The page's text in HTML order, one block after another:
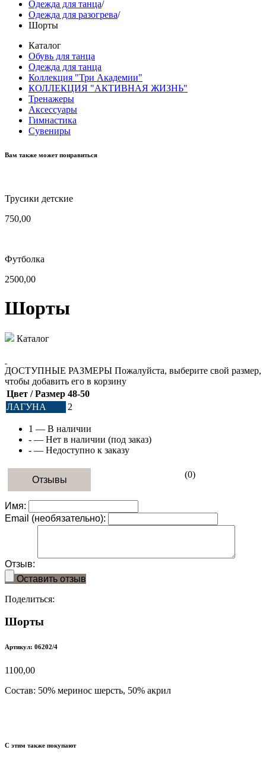
Одежда для танца/
Одежда для разогрева/
Шорты
Каталог
Обувь для танца
Одежда для танца
Коллекция "Три Академии"
КОЛЛЕКЦИЯ "АКТИВНАЯ ЖИЗНЬ"
Тренажеры
Аксессуары
Гимнастика
Сувениры
Вам также может понравиться
Трусики детские
750,00
Футболка
2500,00
Шорты
Каталог
ДОСТУПНЫЕ РАЗМЕРЫ Пожалуйста, выберите свой размер,
чтобы добавить его в корзину
Цвет / Размер 48-50
ЛАГУНА
2
1 — В наличии
- — Нет в наличии (под заказ)
- — Недоступно к заказу
(0)
Отзывы
Имя:
Email (необязательно):
Отзыв:
Оставить отзыв
Поделиться:
Шорты
Артикул: 06202/4
1100,00
Состав: 50% меринос шерсть, 50% акрил
С этим также покупают